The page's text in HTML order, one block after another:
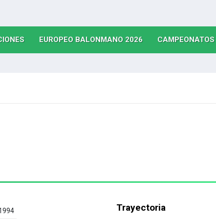
(CURRENT)
EUROPEO BALONMANO 2026(CURRENT)
CAMPEONATOS
Trayectoria